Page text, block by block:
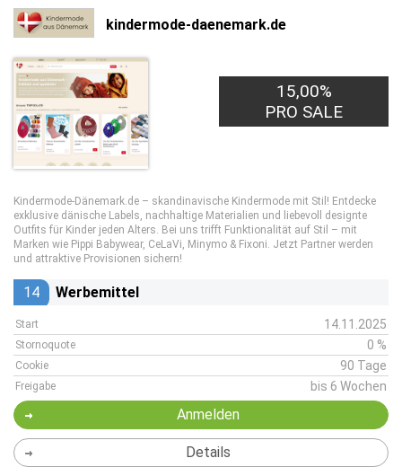
kindermode-daenemark.de
15,00%
PRO SALE
Kindermode-Dänemark.de – skandinavische Kindermode mit Stil! Entdecke
exklusive dänische Labels, nachhaltige Materialien und liebevoll designte
Outfits für Kinder jeden Alters. Bei uns trifft Funktionalität auf Stil – mit
Marken wie Pippi Babywear, CeLaVi, Minymo & Fixoni. Jetzt Partner werden
und attraktive Provisionen sichern!
14 Werbemittel
Start 14.11.2025
Stornoquote 0 %
Cookie 90 Tage
Freigabe bis 6 Wochen
Anmelden
Details